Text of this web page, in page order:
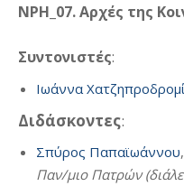
NPH_07. Αρχές της
Συντονιστές:
Ιωάννα
Διδάσκοντες:
Σπύρος Παπαϊωάννου,
Παν/μιο Πατρών